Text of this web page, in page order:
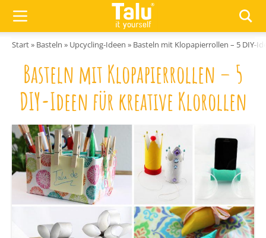
Start» Basteln » Upcycling-Ideen » Basteln mit Klopapierrollen – 5 DIY-
Basteln mit Klopapierrollen – 5
DIY-Ideen für kreative Klorollen